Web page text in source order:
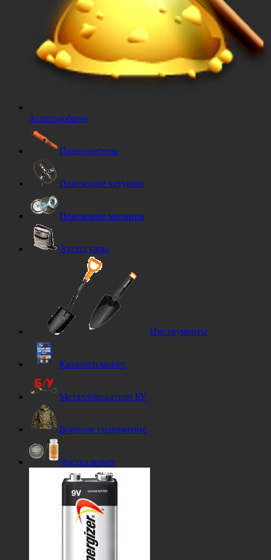
Золотодобыча
Пинпоинтеры
Поисковые катушки
Поисковые магниты
Аксессуары
Инструменты
Каталоги монет
Металлоискатели БУ
Военное снаряжение
Чистка монет